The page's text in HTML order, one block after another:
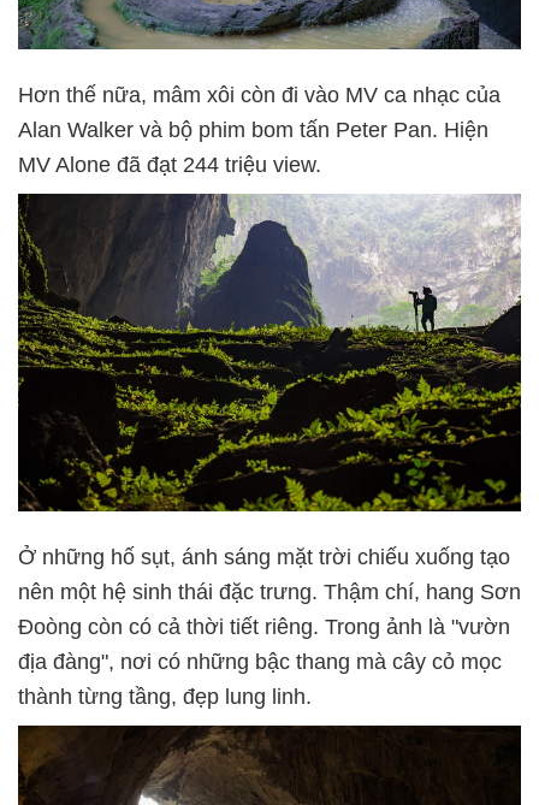
Hơn thế nữa, mâm xôi còn đi vào MV ca nhạc của
Alan Walker và bộ phim bom tấn Peter Pan. Hiện
MV Alone đã đạt 244 triệu view.
Ở những hố sụt, ánh sáng mặt trời chiếu xuống tạo
nên một hệ sinh thái đặc trưng. Thậm chí, hang Sơn
Đoòng còn có cả thời tiết riêng. Trong ảnh là "vườn
địa đàng", nơi có những bậc thang mà cây cỏ mọc
thành từng tầng, đẹp lung linh.